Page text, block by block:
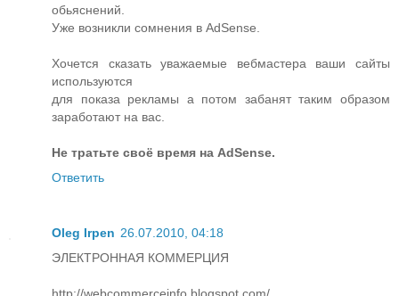
обьяснений.
Уже возникли сомнения в AdSense.
Хочется сказать уважаемые вебмастера ваши сайты
используются
для показа рекламы а потом забанят таким образом
заработают на вас.
Не тратьте своё время на AdSense.
Ответить
Oleg Irpen 26.07.2010, 04:18
ЭЛЕКТРОННАЯ КОММЕРЦИЯ
http://webcommerceinfo.blogspot.com/